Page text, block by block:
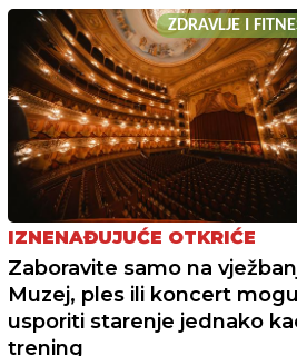
ZDRAVLJE I
IZNENAĐUJUĆE OTKRIĆE
Zaboravite samo na
Muzej, ples ili koncert mogu
usporiti starenje jednako
trening